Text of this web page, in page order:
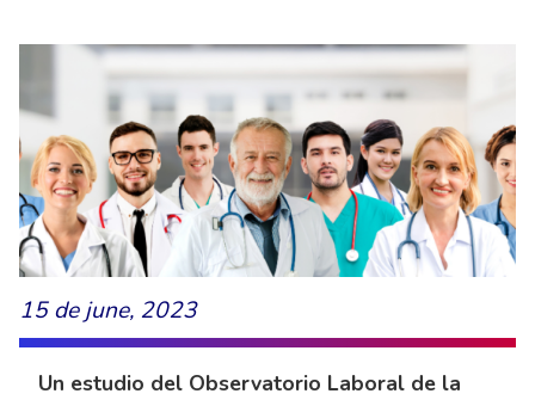
15 de june, 2023
Un estudio del Observatorio Laboral de la